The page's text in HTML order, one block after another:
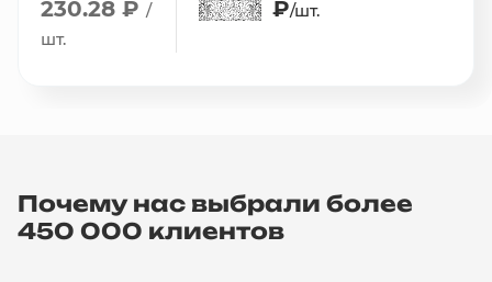
230.28 ₽ /
шт.
₽/шт.
Почему нас выбрали более
450 000 клиентов